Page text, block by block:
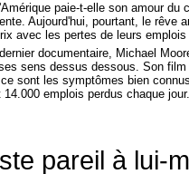
paie-t-elle son amour
Aujourd'hui, pourtant, le rêve
avec les pertes de leurs
documentaire, Michael
sens dessus dessous. Son
sont les symptômes bien
14.000 emplois perdus chaque jour.
pareil à lui-